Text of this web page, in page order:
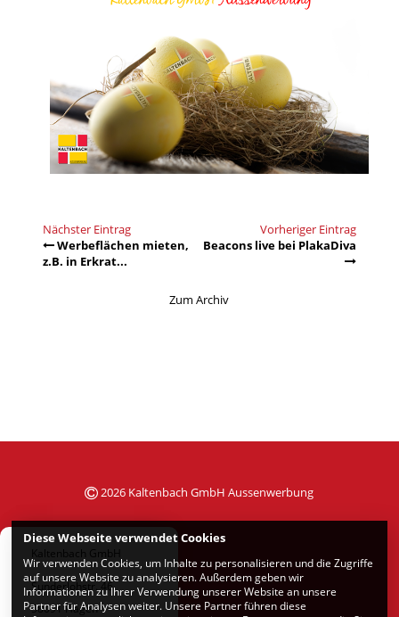
Nächster Eintrag
Werbeflächen mieten,
z.B. in Erkrat...
Vorheriger Eintrag
Beacons live bei PlakaDiva
Zum Archiv
2026 Kaltenbach GmbH Aussenwerbung
Kaltenbach GmbH
Sunderlohstr. 46
58091 Hagen
Diese Webseite verwendet Cookies
Wir verwenden Cookies, um Inhalte zu personalisieren und die Zugriffe
auf unsere Website zu analysieren. Außerdem geben wir
Informationen zu Ihrer Verwendung unserer Website an unsere
Partner für Analysen weiter. Unsere Partner führen diese